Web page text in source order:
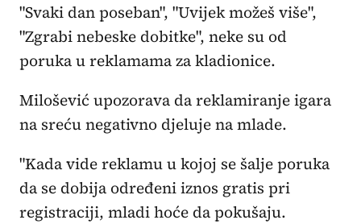
"Svaki dan poseban", "Uvijek možeš više",
"Zgrabi nebeske dobitke", neke su od
poruka u reklamama za kladionice.
Milošević upozorava da reklamiranje igara
na sreću negativno djeluje na mlade.
"Kada vide reklamu u kojoj se šalje poruka
da se dobija određeni iznos gratis pri
registraciji, mladi hoće da pokušaju.